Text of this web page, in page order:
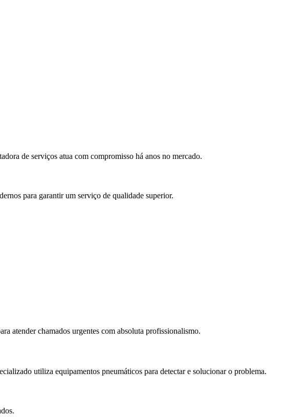
de serviços atua com compromisso há anos no mercado.
para garantir um serviço de qualidade superior.
atender chamados urgentes com absoluta profissionalismo.
utiliza equipamentos pneumáticos para detectar e solucionar o problema.